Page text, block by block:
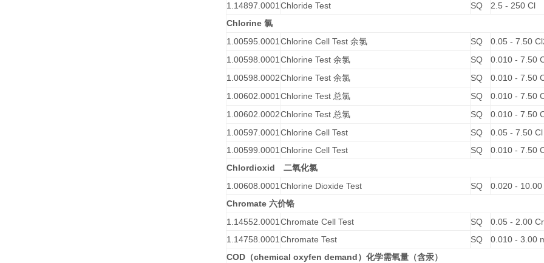
1.14897.0001 Chloride Test SQ
2.5 - 250 Cl
Chlorine 氯
1.00595.0001 Chlorine Cell Test 余氯 SQ
0.05 - 7.50
1.00598.0001 Chlorine Test 余氯 SQ
0.010 - 7.50
1.00598.0002Chlorine Test 余氯 SQ
0.010 - 7.50
1.00602.0001 Chlorine Test 总氯 SQ
0.010 - 7.50
1.00602.0002Chlorine Test 总氯 SQ
0.010 - 7.50
1.00597.0001 Chlorine Cell Test SQ
0.05 - 7.50 Cl
1.00599.0001 Chlorine Cell Test SQ
0.010 - 7.50
Chlordioxid 二氧化氯
1.00608.0001 Chlorine Dioxide Test SQ
0.020 - 10.00
Chromate 六价铬
1.14552.0001 Chromate Cell Test SQ
0.05 - 2.00 Cr
1.14758.0001 Chromate Test SQ
0.010 - 3.00
COD （chemical oxyfen demand ）化学需氧量（含汞）